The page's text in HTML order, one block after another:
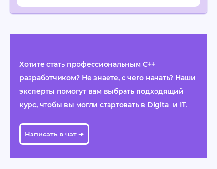
Хотите стать профессиональным C++
разработчиком? Не знаете, с чего начать? Наши
эксперты помогут вам выбрать подходящий
курс, чтобы вы могли стартовать в Digital и IT.
Написать в чат ➜